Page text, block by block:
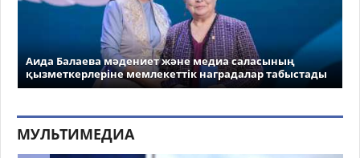
Аида Балаева мәдениет және медиа саласының
қызметкерлеріне мемлекеттік наградалар табыстады
МУЛЬТИМЕДИА